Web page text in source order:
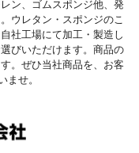
ン、ゴムスポンジ他、発
ウレタン・スポンジのこ
社工場にて加工・製造し
びいただけます。商品の
。ぜひ当社商品を、お客
ませ。